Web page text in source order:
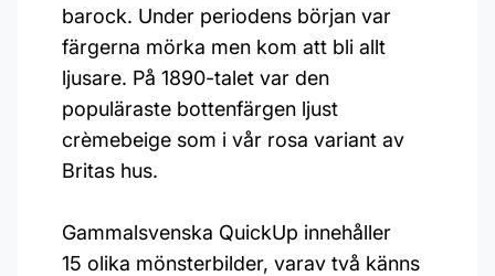
barock. Under periodens början var
färgerna mörka men kom att bli allt
ljusare. På 1890-talet var den
populäraste bottenfärgen ljust
crèmebeige som i vår rosa variant av
Britas hus.
Gammalsvenska QuickUp innehåller
15 olika mönsterbilder, varav två känns